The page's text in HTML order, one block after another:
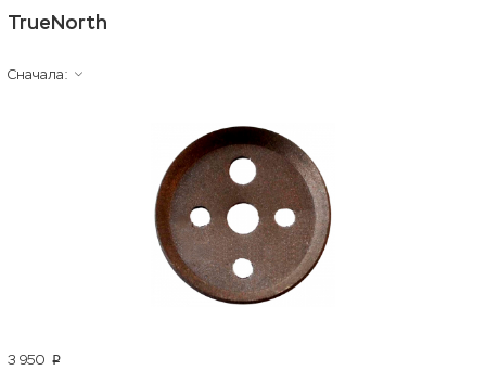
TrueNorth
Сначала:
3 950 p